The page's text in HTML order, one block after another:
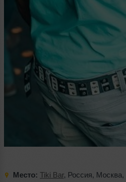
Место: Tiki Bar, Россия, Москва,